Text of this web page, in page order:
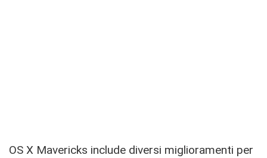
OS X Mavericks include diversi miglioramenti per